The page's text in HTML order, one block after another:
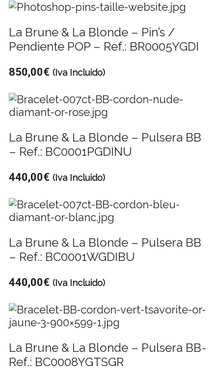
La Brune & La Blonde – Pin’s /
Pendiente POP – Ref.: BR0005YGDI
850,00€ (Iva Incluido)
La Brune & La Blonde – Pulsera BB
– Ref.: BC0001PGDINU
440,00€ (Iva Incluido)
La Brune & La Blonde – Pulsera BB
– Ref.: BC0001WGDIBU
440,00€ (Iva Incluido)
La Brune & La Blonde – Pulsera BB-
Ref.: BC0008YGTSGR